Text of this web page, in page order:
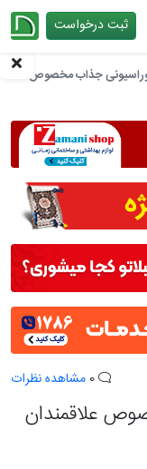
ثبت درخواست
جذاب مخصوص
مشاهده نظرات
علاقمندان